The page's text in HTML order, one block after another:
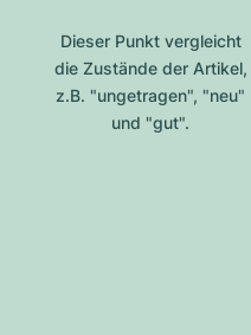
Dieser Punkt vergleicht
die Zustände der Artikel,
z.B. "ungetragen", "neu"
und "gut".